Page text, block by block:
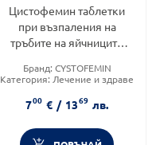
Цистофемин таблетки
при възпаления на
тръбите на яйчниците
Бранд: CYSTOFEMIN
Категория: Лечение и здраве
700 € / 1369 лв.